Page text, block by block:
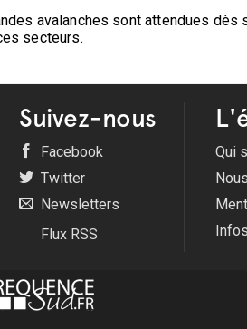
avalanches sont attendues dès
secteurs.
Suivez-nous
Facebook
Twitter
Newsletters
Flux RSS
Qui